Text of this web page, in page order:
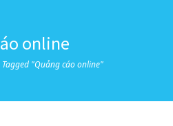
online
Tagged "Quảng cáo online"